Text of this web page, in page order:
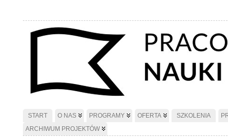
START O NAS PROGRAMY OFERTA SZKOLENIA
ARCHIWUM PROJEKTÓW